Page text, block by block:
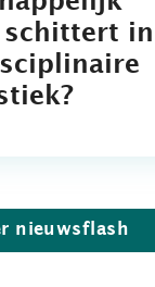
schittert in
nieuwsflash